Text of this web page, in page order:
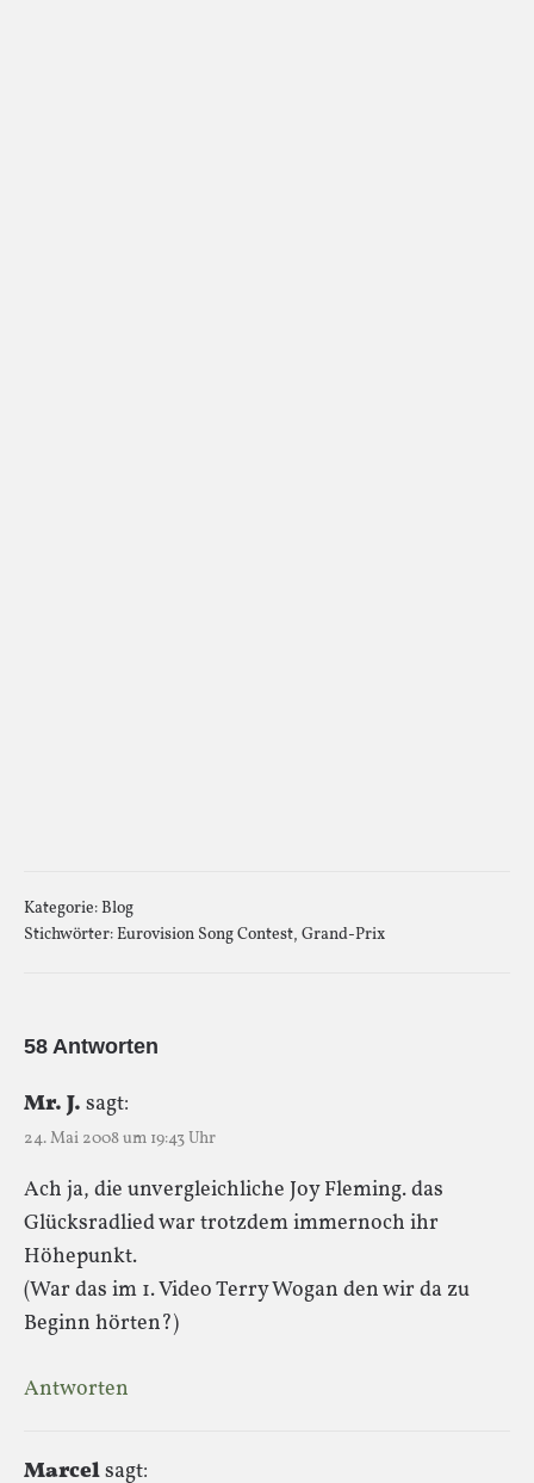
Kategorie:Blog
Stichwörter:Eurovision Song Contest, Grand-Prix
58 Antworten
Mr. J. sagt:
24. Mai 2008 um 19:43 Uhr
Ach ja, die unvergleichliche Joy Fleming. das
Glücksradlied war trotzdem immernoch ihr
Höhepunkt.
(War das im 1. Video Terry Wogan den wir da zu
Beginn hörten?)
Antworten
Marcelsagt: